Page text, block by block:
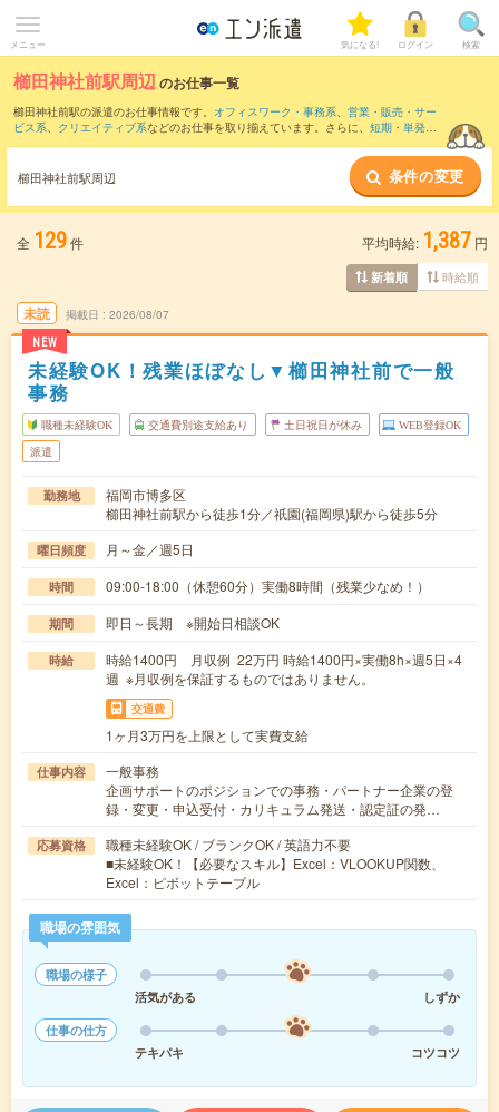
メニュー 気になる! ログイン 検索
櫛田神社前駅周辺のお仕事一覧
櫛田神社前駅の派遣のお仕事情報です。 オフィスワーク・事務系、 営業・販売・サー
ビス系、 クリエイティブ系などのお仕事を取り揃えています。さらに、 短期 ・ 単発な
また、博多駅・天神駅
など近隣駅のお仕事もご
確認いただけます。
櫛田神社前駅周辺 条件の変更
全 129件 平均時給: 1,387 円
新着順 時給順
未読
NEW
掲載日 2026/08/07
未経験OK！残業ほぼなし▼櫛田神社前で一般
事務
職種未経験OK 交通費別途支給あり 土日祝日が休み WEB登録OK
派遣
勤務地
福岡市博多区
櫛田神社前駅から徒歩1分／祇園(福岡県)駅から徒歩5分
曜日頻度 月～金／週5日
時間 09:00-18:00（休憩60分）実働8時間（残業少なめ！）
期間 即日～長期 ※開始日相談OK
時給
時給1400円 月収例 22万円 時給1400円×実働8h×週5日×4
週 ※月収例を保証するものではありません。
交通費
1ヶ月3万円を上限として実費支給
仕事内容
一般事務
企画サポートのポジションでの事務・パートナー企業の登
録・変更・申込受付・カリキュラム発送・認定証の発…
応募資格
職種未経験OK / ブランクOK / 英語力不要
■未経験OK！【必要なスキル】Excel：VLOOKUP関数、
Excel：ピボットテーブル
職場の雰囲気
職場の様子
活気がある
しずか
仕事の仕方
テキパキ
コツコツ